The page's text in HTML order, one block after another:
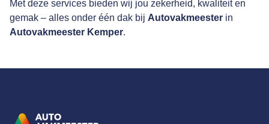
Met deze services bieden wij jou zekerheid, kwaliteit en
gemak – alles onder één dak bij Autovakmeester in
Autovakmeester Kemper.